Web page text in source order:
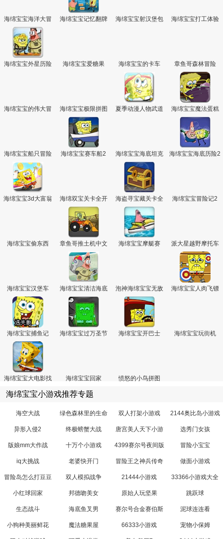
页
海绵宝宝海洋大冒
险
海绵宝宝记忆翻牌 海绵宝宝射汉堡包 海绵宝宝打工体验
海绵宝宝外星历险 海绵宝宝爱糖果 海绵宝宝的卡车 章鱼哥森林冒险
海绵宝宝的伟大冒
海绵宝宝极限拼图
夏季动漫人物武道
海绵宝宝魔法蛋糕
锅
海绵宝宝船只冒险 海绵宝宝赛车船2
海绵宝宝海底坦克
大战
海绵宝宝海底历险2
海绵宝宝3d大富翁
海绵双宝关卡全开
版
海盗寻宝藏关卡全
开版
海绵宝宝冒险记2
海绵宝宝偷东西
章鱼哥推土机中文
版
海绵宝宝摩艇赛 派大星越野摩托车
海绵宝宝汉堡车 海绵宝宝清洁海底
泡神海绵宝宝无敌
版
海绵宝宝人肉飞镖
海绵宝宝捕鱼记 海绵宝宝过万圣节 海绵宝宝开巴士 海绵宝宝玩街机
海绵宝宝大电影找
东西
海绵宝宝回家 愤怒的小鸟拼图
海绵宝宝小游戏推荐专题
海空大战 绿色森林里的生命 双人打架小游戏 2144奥比岛小游戏
异形入侵2 终极螃蟹大战
唐宫美人天下小游
戏
选秀门女孩
版娘mm大作战 十万个小游戏 4399赛尔号夜间版 冒险小宝宝
iq大挑战 老婆快开门
冒险王之神兵传奇
无敌版4399
做面小游戏
冒险岛怎么打豆豆 双人模拟战争 21444小游戏 33366小游戏大全
小红球回家 邦德吻美女 原始人玩坚果 跳跃球
生态战斗 海底鱼叉男
赛尔号合金赛伯斯
特
泥球连连看
小狗种美丽鲜花 魔法糖果屋 66333小游戏 宠物小保姆